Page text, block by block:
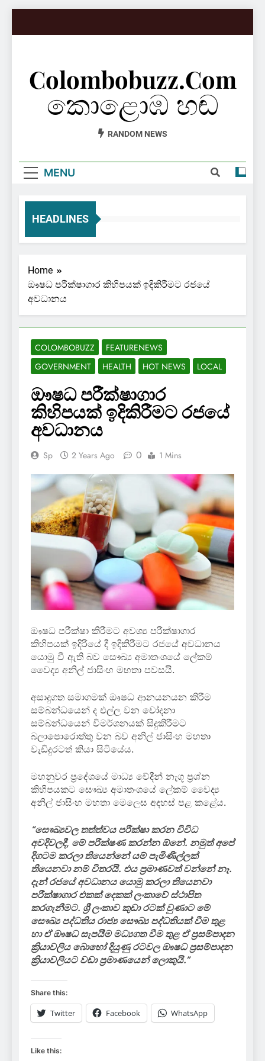
Colombobuzz.com
කොළොඹ හඬ
RANDOM NEWS
MENU
HEADLINES
Home
ඖෂධ පරීක්ෂාගාර කිහිපයක් ඉදිකිරීමට රජයේ
අවධානය
COLOMBOBUZZ
FEATURENEWS
GOVERNMENT
HEALTH HOT NEWS LOCAL
ඖෂධ පරීක්ෂාගාර
කිහිපයක් ඉදිකිරීමට රජයේ
අවධානය
Sp 2 Years Ago 0 1 Mins
ඖෂධ පරීක්ෂා කිරීමට අවශ්‍ය පරීක්ෂාගාර
කිහිපයක් ඉදිරියේ දී ඉදිකිරීමට රජයේ අවධානය
යොමු වී ඇති බව සෞඛ්‍ය අමාතංශයේ ලේකම්
වෛද්‍ය අනිල් ජාසිංහ මහතා පවසයි.
අසාදුගත සමාගමක් ඖෂධ ආනයනයන කිරීම
සම්බන්ධයෙන් ද එල්ල වන චෝදනා
සම්බන්ධයෙන් විමර්ශනයක් සිදුකිරීමට
බලාපොරොත්තු වන බව අනිල් ජාසිංහ මහතා
වැඩිදුරටත් කියා සිටියේය.
මහනුවර ප්‍රදේශයේ මාධ්‍ය වේදීන් නැගූ ප්‍රශ්න
කිහිපයකට සෞඛ්‍ය අමාතංශයේ ලේකම් වෛද්‍ය
අනිල් ජාසිංහ මහතා මෙලෙස අදහස් පළ කළේය.
“සෞඛ්‍යවල තත්ත්වය පරීක්ෂා කරන විවිධ
අවදිවලදී, මේ පරීක්ෂණ කරන්න ඕනේ. නමුත් අපේ
දිගටම කරලා තියෙන්නේ යම් පැමිණිල්ලක්
තියෙනවා නම් විතරයි. එය ප්‍රමාණවත් වන්නේ නෑ.
දැන් රජයේ අවධානය යොමු කරලා තියෙනවා
පරීක්ෂාගාර එකක් දෙකක් ලංකාවේ ස්ථාපිත
කරගැනීමට. ශ්‍රී ලංකාව කුඩා රටක් වුණාට මේ
සෞඛ්‍ය පද්ධතිය රාජ්‍ය සෞඛ්‍ය පද්ධතියක් වීම තුළ
හා ඒ ඖෂධ සැපයීම මධ්‍යගත වීම තුළ ඒ ප්‍රසම්පාදන
ක්‍රියාවලිය බොහෝ දියුණු රටවල ඖෂධ ප්‍රසම්පාදන
ක්‍රියාවලියට වඩා ප්‍රමාණයෙන් ලොකුයි.”
Share this:
Twitter Facebook WhatsApp
Like this: